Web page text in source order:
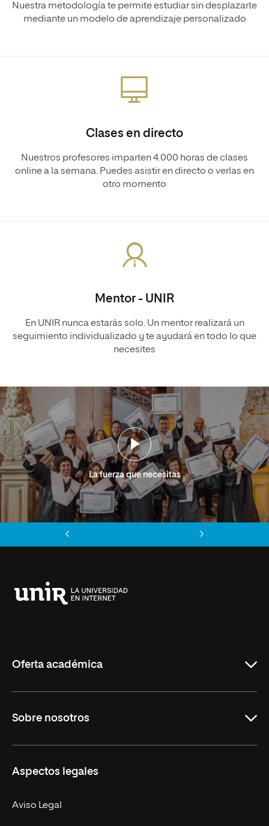
Nuestra metodología te permite estudiar sin desplazarte
mediante un modelo de aprendizaje personalizado
Clases en directo
Nuestros profesores imparten 4.000 horas de clases
online a la semana. Puedes asistir en directo o verlas en
otro momento
Mentor - UNIR
En UNIR nunca estarás solo. Un mentor realizará un
seguimiento individualizado y te ayudará en todo lo que
necesites
La fuerza que necesitas
Oferta académica
Másteres Oficiales
Másteres Propios
Doctorados
Experto Universitario
Sobre nosotros
Facultades
Nuestro Equipo
Aspectos legales
Aviso Legal